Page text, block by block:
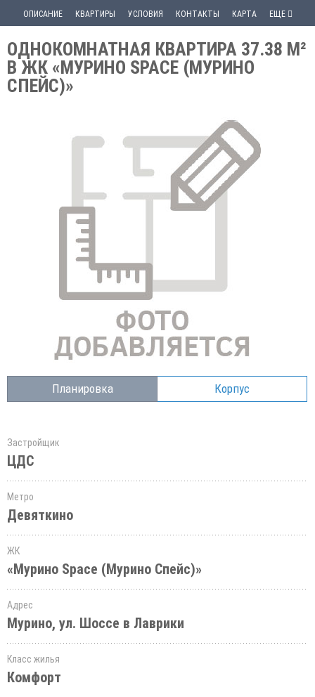
ОПИСАНИЕ КВАРТИРЫ УСЛОВИЯ КОНТАКТЫ КАРТА ЕЩЕ
ОДНОКОМНАТНАЯ КВАРТИРА 37.38 М²
В ЖК «МУРИНО SPACE (МУРИНО
СПЕЙС)»
Планировка Корпус
Застройщик
ЦДС
Метро
Девяткино
ЖК
«Мурино Space (Мурино Спейс)»
Адрес
Мурино, ул. Шоссе в Лаврики
Класс жилья
Комфорт